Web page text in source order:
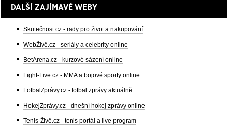
DALŠÍ ZAJÍMAVÉ WEBY
Skutečnost.cz - rady pro život a nakupování
WebŽivě.cz - seriály a celebrity online
BetArena.cz - kurzové sázení online
Fight-Live.cz - MMA a bojové sporty online
FotbalZprávy.cz - fotbal zprávy aktuálně
HokejZprávy.cz - dnešní hokej zprávy online
Tenis-Živě.cz - tenis portál a live program